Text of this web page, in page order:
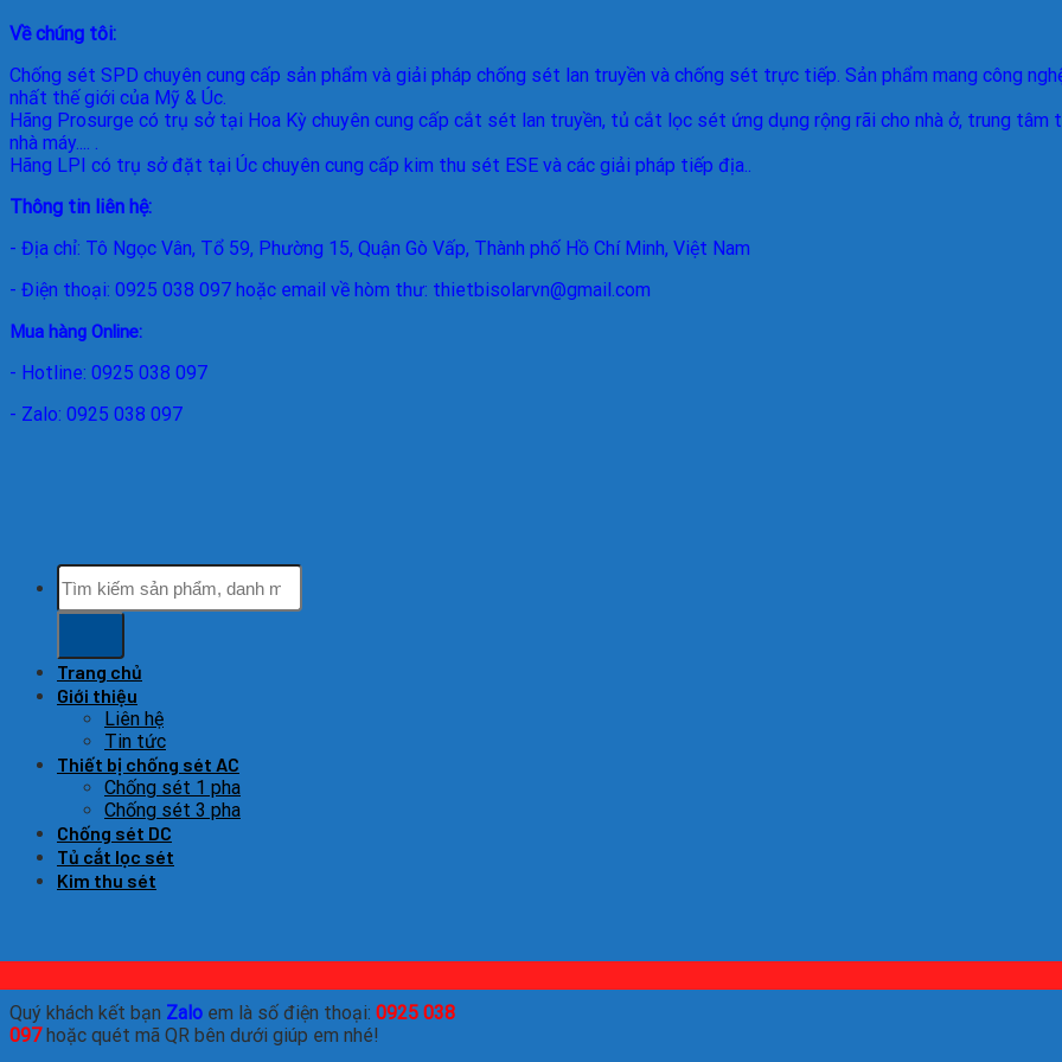
Về chúng tôi:
Chống sét SPD chuyên cung cấp sản phẩm và giải pháp chống sét lan truyền và chống sét trực tiếp. Sản phẩm mang công
nhất thế giới của Mỹ & Úc.
Hãng Prosurge có trụ sở tại Hoa Kỳ chuyên cung cấp cắt sét lan truyền, tủ cắt lọc sét ứng dụng rộng rãi cho nhà ở, trung tâm
nhà máy.... .
Hãng LPI có trụ sở đặt tại Úc chuyên cung cấp kim thu sét ESE và các giải pháp tiếp địa..
Thông tin liên hệ:
- Địa chỉ: Tô Ngọc Vân, Tổ 59, Phường 15, Quận Gò Vấp, Thành phố Hồ Chí Minh, Việt Nam
- Điện thoại: 0925 038 097 hoặc email về hòm thư: thietbisolarvn@gmail.com
Mua hàng Online:
- Hotline: 0925 038 097
- Zalo: 0925 038 097
Tìm
kiếm:
Trang chủ
Giới thiệu
Liên hệ
Tin tức
Thiết bị chống sét AC
Chống sét 1 pha
Chống sét 3 pha
Chống sét DC
Tủ cắt lọc sét
Kim thu sét
Quý khách kết bạn Zalo em là số điện thoại: 0925 038
097hoặc quét mã QR bên dưới giúp em nhé!